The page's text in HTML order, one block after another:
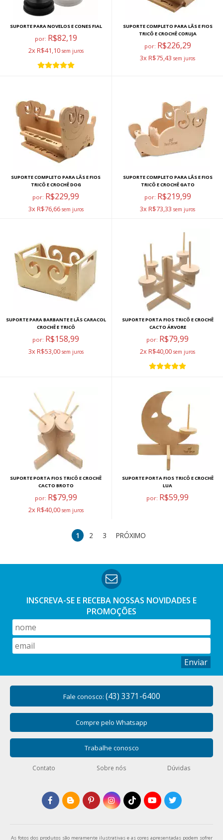
SUPORTE PARA NOVELOS E CONES FIAL
por: R$82,19
2x R$41,10
SUPORTE COMPLETO PARA LÃS E FIOS
TRICÔ E CROCHÊ CORUJA
por: R$226,29
3x R$75,43
SUPORTE COMPLETO PARA LÃS E FIOS
TRICÔ E CROCHÊ DOG
por: R$229,99
3x R$76,66
SUPORTE COMPLETO PARA LÃS E FIOS
TRICÔ E CROCHÊ GATO
por: R$219,99
3x R$73,33
SUPORTE PARA BARBANTE E LÃS CARACOL
CROCHÊ E TRICÔ
por: R$158,99
3x R$53,00
SUPORTE PORTA FIOS TRICÔ E CROCHÊ
CACTO ÁRVORE
por: R$79,99
2x R$40,00
SUPORTE PORTA FIOS TRICÔ E CROCHÊ
CACTO BROTO
por: R$79,99
2x R$40,00
SUPORTE PORTA FIOS TRICÔ E CROCHÊ
LUA
por: R$59,99
1 2 3 PRÓXIMO
INSCREVA-SE E RECEBA NOSSAS NOVIDADES E
PROMOÇÕES
Enviar
Fale conosco: (43) 3371-6400
Compre pelo Whatsapp
Trabalhe conosco
Contato Sobre nós Dúvidas
As fotos dos produtos são meramente ilustrativas e as cores apresentadas podem sofrer